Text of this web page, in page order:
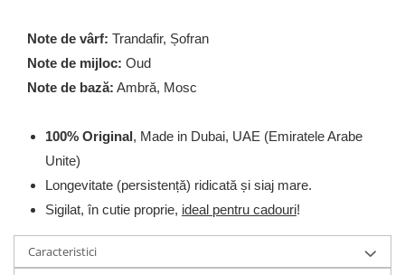
Oferta Saptamanii
Mai Multe >>
Parfumuri Clona Originale
Recenzii clienti
Blog
Note de vârf: Trandafir, Șofran
Note de mijloc: Oud
Note de bază: Ambră, Mosc
100% Original, Made in Dubai, UAE (Emiratele Arabe
Unite)
Longevitate (persistență) ridicată și siaj mare.
Sigilat, în cutie proprie, ideal pentru cadouri!
Caracteristici